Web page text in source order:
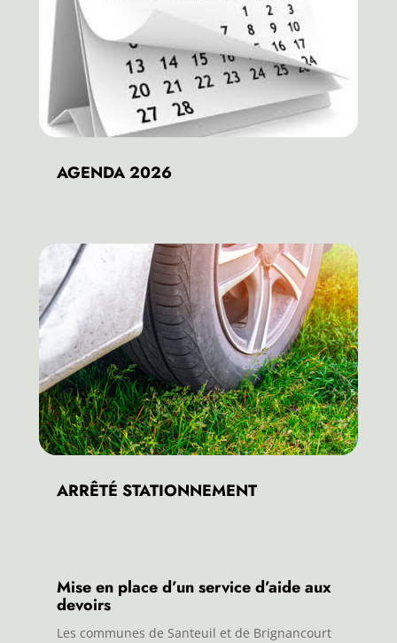
AGENDA 2026
ARRÊTÉ STATIONNEMENT
Mise en place d’un service d’aide aux
devoirs
Les communes de Santeuil et de Brignancourt